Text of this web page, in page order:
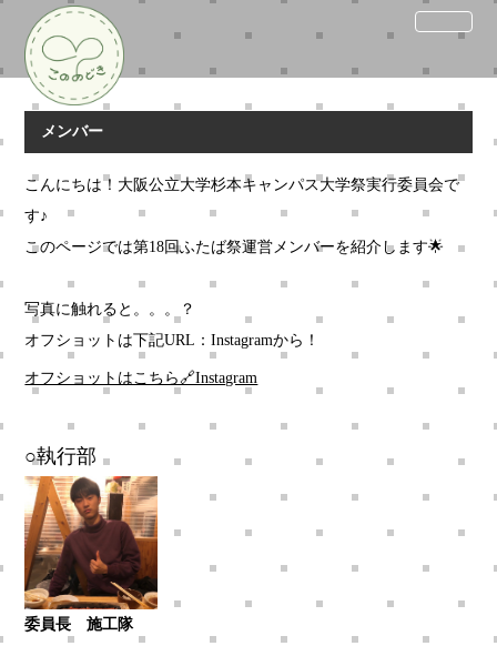
メンバー
こんにちは！大阪公立大学杉本キャンパス大学祭実行委員会で
す♪
このページでは第18回ふたば祭運営メンバーを紹介します🌟
写真に触れると。。。？
オフショットは下記URL：Instagramから！
オフショットはこちら🔗Instagram
○執行部
委員長
施工隊